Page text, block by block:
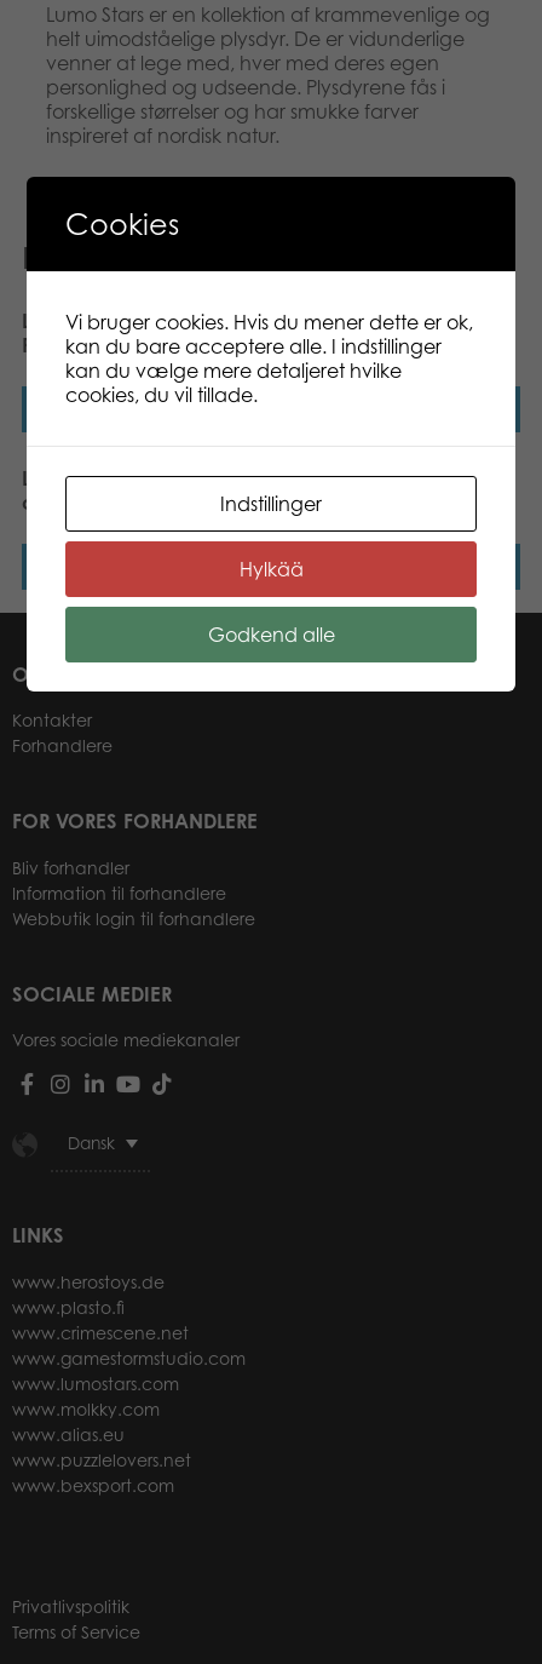
Lumo Stars er en kollektion af krammevenlige og
helt uimodståelige plysdyr. De er vidunderlige
venner at lege med, hver med deres egen
personlighed og udseende. Plysdyrene fås i
forskellige størrelser og har smukke farver
inspireret af nordisk natur.
Relaterede varer
Lumo Stars Reindeer
Renee classic plush
Læs mere
Lumo Stars Pony Reino
classic plush
Lumo Stars Lynx Lynx
classic plush
Lumo Stars Wolf Woody
classic plush
OM OS
Kontakter
Forhandlere
FOR VORES FORHANDLERE
Bliv forhandler
Information til forhandlere
Webbutik login til forhandlere
SOCIALE MEDIER
Vores sociale mediekanaler
Dansk
LINKS
www.herostoys.de
www.plasto.fi
www.crimescene.net
www.gamestormstudio.com
www.lumostars.com
www.molkky.com
www.alias.eu
www.puzzlelovers.net
www.bexsport.com
Privatlivspolitik
Terms of Service
Cookies
Vi bruger cookies. Hvis du mener dette er ok,
kan du bare acceptere alle. I indstillinger
kan du vælge mere detaljeret hvilke
cookies, du vil tillade.
Indstillinger
Hylkää
Godkend alle